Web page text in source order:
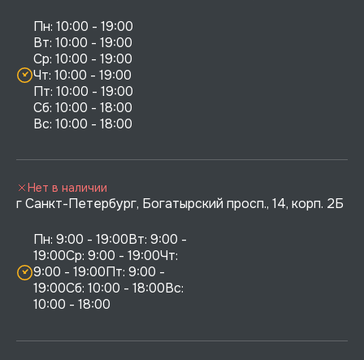
Пн: 10:00 - 19:00
Вт: 10:00 - 19:00
Ср: 10:00 - 19:00
Чт: 10:00 - 19:00
Пт: 10:00 - 19:00
Сб: 10:00 - 18:00
г Санкт-Петербург, Богатырский просп., 14, корп. 2Б
Пн: 9:00 - 19:00Вт: 9:00 -
19:00Ср: 9:00 - 19:00Чт:
9:00 - 19:00Пт: 9:00 -
19:00Сб: 10:00 - 18:00Вс:
10:00 - 18:00
Нет в наличии